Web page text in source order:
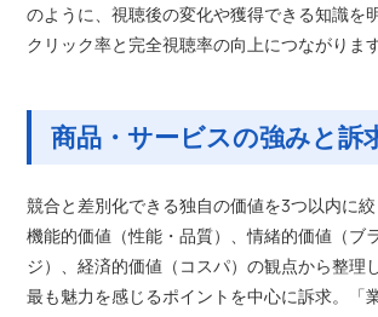
のように、視聴後の変化や獲得できる知識を
クリック率と完全視聴率の向上につながります
商品・サービスの強みと訴
競合と差別化できる独自の価値を3つ以内に絞
機能的価値（性能・品質）、情緒的価値（ブ
ジ）、経済的価値（コスパ）の観点から整理
最も魅力を感じるポイントを中心に訴求。「